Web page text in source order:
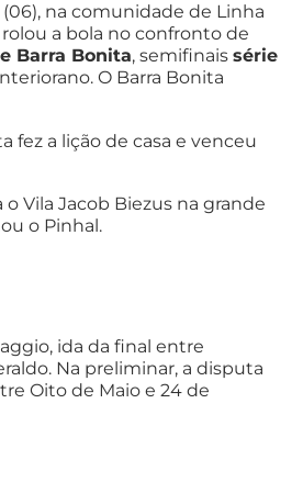
na comunidade de Linha
a bola no confronto de
Barra Bonita, semifinais série
O Barra Bonita
fez a lição de casa e venceu
Vila Jacob Biezus na grande
o Pinhal.
ida da final entre
Na preliminar, a disputa
Oito de Maio e 24 de